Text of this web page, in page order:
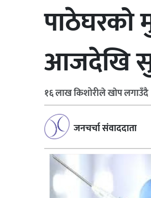
पाठेघरको
आजदेखि
१६ लाख किशोरीले खाेप लगाउँदै
जनचर्चा संवाददाता